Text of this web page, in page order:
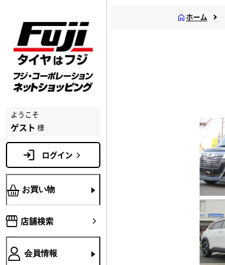
ようこそ
ゲスト 様
ログイン
お買い物
店舗検索
会員情報
ホーム